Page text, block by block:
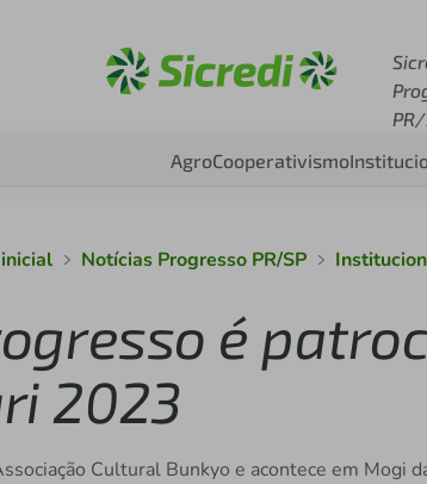
AgroCooperativismo
Notícias Progresso PR/SP
é
2023
Cultural Bunkyo e acontece em Mogi